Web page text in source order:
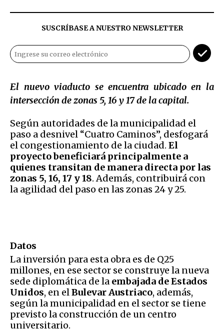
SUSCRÍBASE A NUESTRO NEWSLETTER
El nuevo viaducto se encuentra ubicado en la
intersección de zonas 5, 16 y 17 de la capital.
Según autoridades de la municipalidad el
paso a desnivel “Cuatro Caminos”, desfogará
el congestionamiento de la ciudad. El
proyecto beneficiará principalmente a
quienes transitan de manera directa por las
zonas 5, 16, 17 y 18. Además, contribuirá con
la agilidad del paso en las zonas 24 y 25.
Datos
La inversión para esta obra es de Q25
millones, en ese sector se construye la nueva
sede diplomática de la embajada de Estados
Unidos, en elBulevar Austriaco, además,
según la municipalidad en el sector se tiene
previsto la construcción de un centro
universitario.